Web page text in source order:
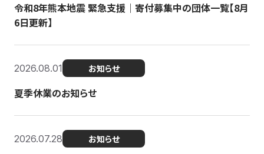
令和8年熊本地震 緊急支援｜寄付募集中の団体一覧【8月
6日更新】
2026.08.01 お知らせ
夏季休業のお知らせ
2026.07.28 お知らせ